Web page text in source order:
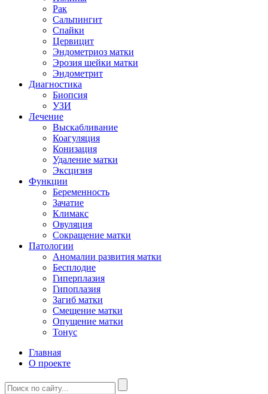
Рак
Сальпингит
Спайки
Цервицит
Эндометриоз матки
Эрозия шейки матки
Эндометрит
Диагностика
Биопсия
УЗИ
Лечение
Выскабливание
Коагуляция
Конизация
Удаление матки
Эксцизия
Функции
Беременность
Зачатие
Климакс
Овуляция
Сокращение матки
Патологии
Аномалии развития матки
Бесплодие
Гиперплазия
Гипоплазия
Загиб матки
Смещение матки
Опущение матки
Тонус
Главная
О проекте